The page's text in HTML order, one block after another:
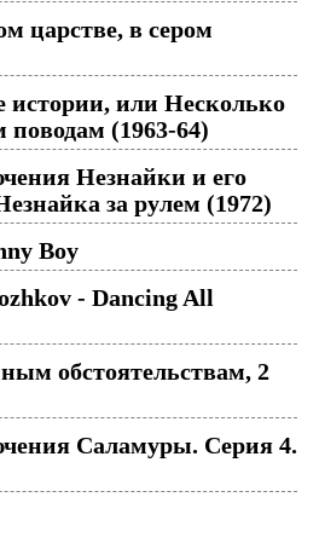
царстве, в сером
истории, или Несколько
(1963-64)
Незнайки и его
за рулем (1972)
Boy
- Dancing All
обстоятельствам, 2
Саламуры. Серия 4.